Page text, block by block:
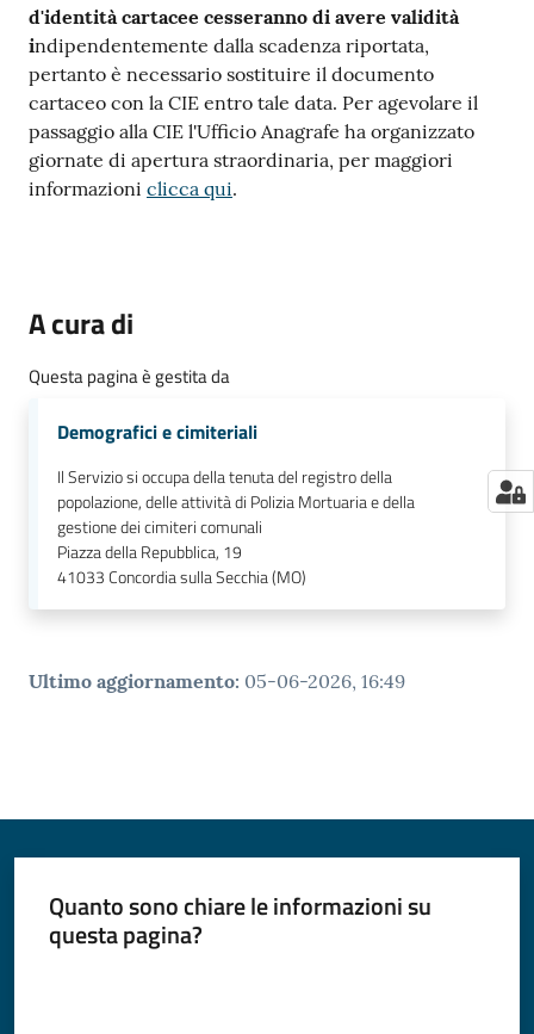
d'identità cartacee cesseranno di avere validità
indipendentemente dalla scadenza riportata,
pertanto è necessario sostituire il documento
cartaceo con la CIE entro tale data. Per agevolare il
passaggio alla CIE l'Ufficio Anagrafe ha organizzato
giornate di apertura straordinaria, per maggiori
informazioni clicca qui.
A cura di
Questa pagina è gestita da
Demografici e cimiteriali
Il Servizio si occupa della tenuta del registro della
popolazione, delle attività di Polizia Mortuaria e della
gestione dei cimiteri comunali
Piazza della Repubblica, 19
41033Concordia sulla Secchia (MO)
Ultimo aggiornamento: 05-06-2026, 16:49
Quanto sono chiare le informazioni su
questa pagina?